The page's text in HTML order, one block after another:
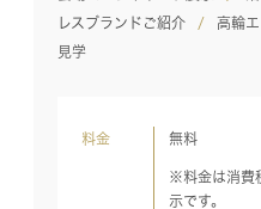
レスブランドご紹介
高輪
見学
料金 無料
※料金は消費
示です。